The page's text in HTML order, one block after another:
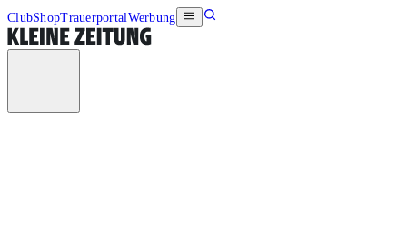
ClubShopTrauerportalWerbung